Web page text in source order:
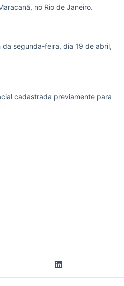
no Rio de Janeiro.
segunda-feira, dia 19 de abril,
cadastrada previamente para